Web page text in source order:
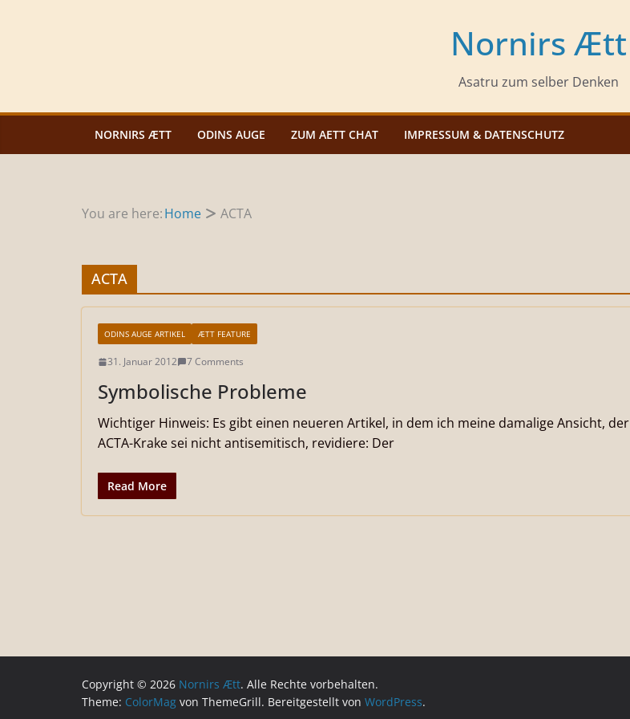
Nornirs Ætt
Asatru zum selber Denken
NORNIRS ÆTT ODINS AUGE ZUM AETT CHAT IMPRESSUM & DATENSCHUTZ
You are here:Home ACTA
ACTA
ODINS AUGE ARTIKEL ÆTT FEATURE
31. Januar 2012 7 Comments
Symbolische Probleme
Wichtiger Hinweis: Es gibt einen neueren Artikel, in dem ich meine damalige Ansicht, der
ACTA-Krake sei nicht antisemitisch, revidiere: Der
Read More
Copyright © 2026 Nornirs Ætt. Alle Rechte vorbehalten.
Theme: ColorMag von ThemeGrill. Bereitgestellt von WordPress.